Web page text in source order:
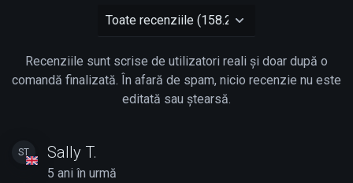
Recenziile sunt scrise de utilizatori reali și doar după o
comandă finalizată. În afară de spam, nicio recenzie nu este
editată sau ștearsă.
ST Sally T.
5 ani în urmă